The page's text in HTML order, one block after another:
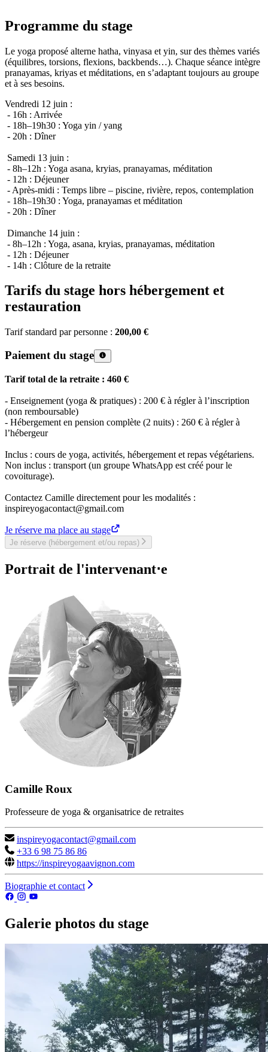
Programme du stage
Le yoga proposé alterne hatha, vinyasa et yin, sur des thèmes variés
(équilibres, torsions, flexions, backbends…). Chaque séance intègre
pranayamas, kriyas et méditations, en s’adaptant toujours au groupe
et à ses besoins.
Vendredi 12 juin :
- 16h : Arrivée
- 18h–19h30 : Yoga yin / yang
- 20h : Dîner
Samedi 13 juin :
- 8h–12h : Yoga asana, kryias, pranayamas, méditation
- 12h : Déjeuner
- Après-midi : Temps libre – piscine, rivière, repos, contemplation
- 18h–19h30 : Yoga, pranayamas et méditation
- 20h : Dîner
Dimanche 14 juin :
- 8h–12h : Yoga, asana, kryias, pranayamas, méditation
- 12h : Déjeuner
- 14h : Clôture de la retraite
Tarifs du stage hors hébergement et
restauration
Tarif standard par personne : 200,00 €
Paiement du stage
Tarif total de la retraite : 460 €
- Enseignement (yoga & pratiques) : 200 € à régler à l’inscription
(non remboursable)
- Hébergement en pension complète (2 nuits) : 260 € à régler à
l’hébergeur
Inclus : cours de yoga, activités, hébergement et repas végétariens.
Non inclus : transport (un groupe WhatsApp est créé pour le
covoiturage).
Contactez Camille directement pour les modalités :
inspireyogacontact@gmail.com
Je réserve ma place au stage
Je réserve (hébergement et/ou repas)
Portrait de l'intervenant⋅e
Camille Roux
Professeure de yoga & organisatrice de retraites
inspireyogacontact@gmail.com
+33 6 98 75 86 86
https://inspireyogaavignon.com
Biographie et contact
Galerie photos du stage